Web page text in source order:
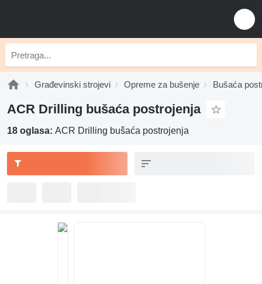
Građevinski strojevi Opreme za bušenje Bušaća
ACR Drilling bušaća postrojenja
18 oglasa: ACR Drilling bušaća postrojenja